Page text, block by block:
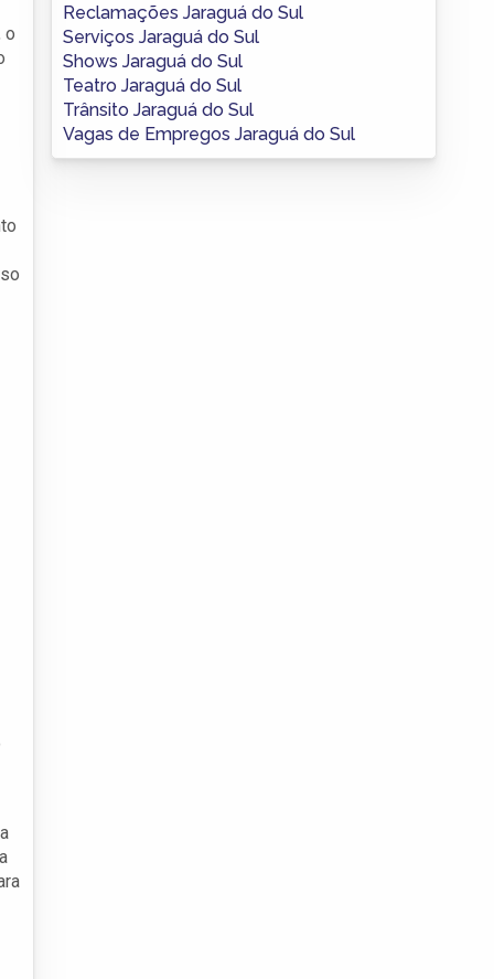
o
Reclamações Jaraguá do Sul
Serviços Jaraguá do Sul
Shows Jaraguá do Sul
Teatro Jaraguá do Sul
Trânsito Jaraguá do Sul
Vagas de Empregos Jaraguá do Sul